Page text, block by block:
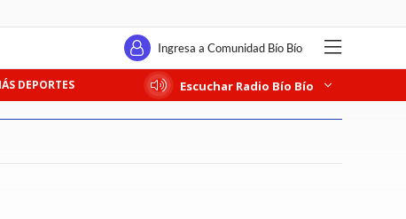
Ingresa a Comunidad Bío Bío
DEPORTES Escuchar Radio Bío Bío